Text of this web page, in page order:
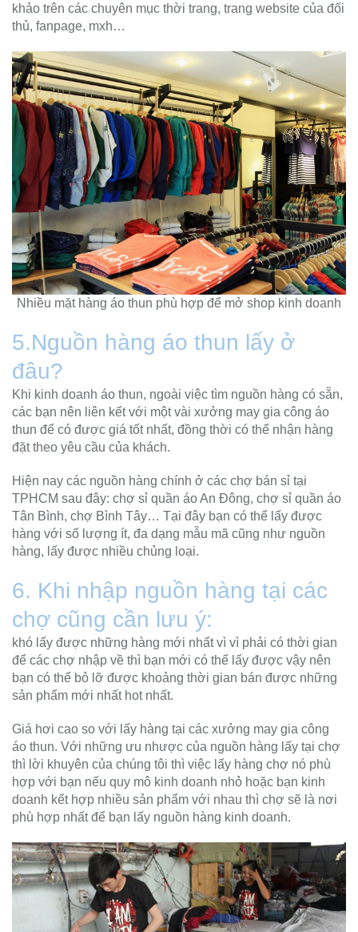
khảo trên các chuyên mục thời trang, trang website của đối
thủ, fanpage, mxh…
Nhiều mặt hàng áo thun phù hợp để mở shop kinh doanh
5.Nguồn hàng áo thun lấy ở
đâu?
Khi kinh doanh áo thun, ngoài việc tìm nguồn hàng có sẵn,
các bạn nên liên kết với một vài xưởng may gia công áo
thun để có được giá tốt nhất, đồng thời có thể nhận hàng
đặt theo yêu cầu của khách.
Hiện nay các nguồn hàng chính ở các chợ bán sỉ tại
TPHCM sau đây: chợ sỉ quần áo An Đông, chợ sỉ quần áo
Tân Bình, chợ Bình Tây… Tại đây bạn có thể lấy được
hàng với số lượng ít, đa dạng mẫu mã cũng như nguồn
hàng, lấy được nhiều chủng loại.
6. Khi nhập nguồn hàng tại các
chợ cũng cần lưu ý:
khó lấy được những hàng mới nhất vì vì phải có thời gian
để các chợ nhập về thì bạn mới có thể lấy được vậy nên
bạn có thể bỏ lỡ được khoảng thời gian bán được những
sản phẩm mới nhất hot nhất.
Giá hơi cao so với lấy hàng tại các xưởng may gia công
áo thun. Với những ưu nhược của nguồn hàng lấy tại chợ
thì lời khuyên của chúng tôi thì việc lấy hàng chợ nó phù
hợp với bạn nếu quy mô kinh doanh nhỏ hoặc bạn kinh
doanh kết hợp nhiều sản phẩm với nhau thì chợ sẽ là nơi
phù hợp nhất để bạn lấy nguồn hàng kinh doanh.